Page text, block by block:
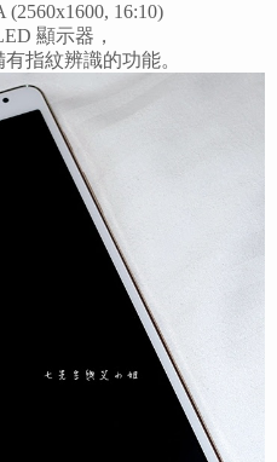
16:10)
顯示器，
指紋辨識的功能。